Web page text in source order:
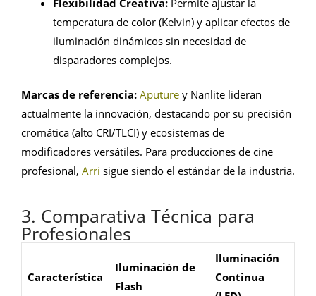
temperatura de color (Kelvin) y aplicar efectos de
iluminación dinámicos sin necesidad de
disparadores complejos.
Marcas de referencia: Aputure y Nanlite lideran
actualmente la innovación, destacando por su precisión
cromática (alto CRI/TLCI) y ecosistemas de
modificadores versátiles. Para producciones de cine
profesional, Arri sigue siendo el estándar de la industria.
3. Comparativa Técnica para
Profesionales
Característica
Iluminación de
Flash
Iluminación
Continua